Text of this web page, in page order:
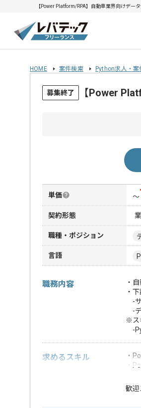
【Power Platform/RPA】自動車業界向けデ
HOME 案件検索 Python求人・案
募集終了 【Power
単価 〜
契約形態
職種・ポジション
言語
職務内容
・
・
-サ
-デ
※ス
-
求めるスキル
・
・
歓迎